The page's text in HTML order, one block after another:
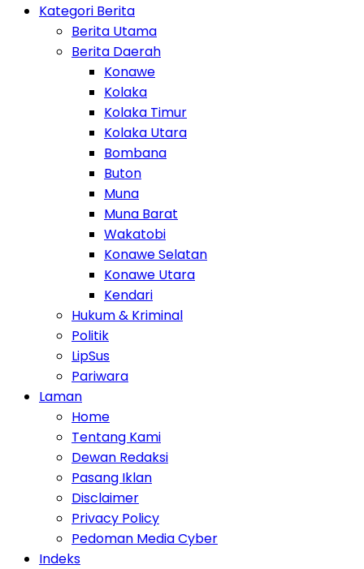
Kategori Berita
Berita Utama
Berita Daerah
Konawe
Kolaka
Kolaka Timur
Kolaka Utara
Bombana
Buton
Muna
Muna Barat
Wakatobi
Konawe Selatan
Konawe Utara
Kendari
Hukum & Kriminal
Politik
LipSus
Pariwara
Laman
Home
Tentang Kami
Dewan Redaksi
Pasang Iklan
Disclaimer
Privacy Policy
Pedoman Media Cyber
Indeks